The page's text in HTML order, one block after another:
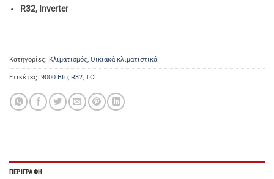
R32, Inverter
Κατηγορίες: Κλιματισμός, Οικιακά κλιματιστικά
Ετικέτες: 9000 Btu, R32, TCL
ΠΕΡΙΓΡΑΦΉ